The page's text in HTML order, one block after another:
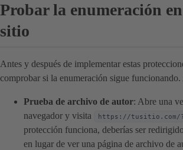
Probar la enumeración
sitio
Antes y después de implementar estas
comprobar si la enumeración sigue funcionando.
Prueba de archivo de autor: Abre una
navegador y visita
https://tusitio.com/
protección funciona, deberías ser
en lugar de ver una página de archivo de